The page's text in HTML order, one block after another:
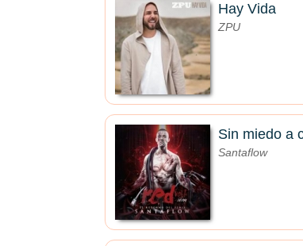
Hay Vida
ZPU
Sin miedo a
Santaflow